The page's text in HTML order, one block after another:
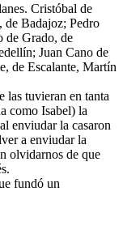
Cristóbal de
de Badajoz; Pedro
de Grado, de
Juan Cano de
de Escalante, Martín
las tuvieran en tanta
como Isabel) la
enviudar la casaron
a enviudar la
olvidarnos de que
fundó un